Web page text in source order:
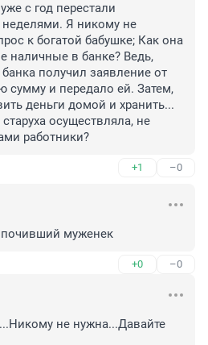
с год перестали
Я никому не
к богатой бабушке; Как она
наличные в банке? Ведь,
получил заявление от
сумму и передало ей. Затем,
деньги домой и хранить...
осуществляла, не
работники?
+1 –0
почивший муженек
+0 –0
не нужна...Давайте